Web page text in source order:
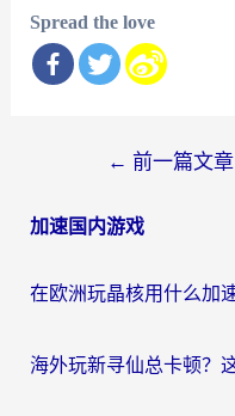
Spread the love
导
← 前一篇文章
加速国内游戏